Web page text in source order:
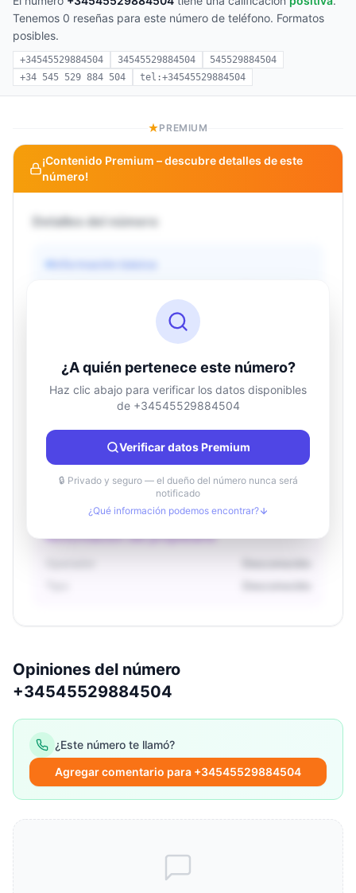
Tenemos 0 reseñas para este número de teléfono. Formatos
posibles.
+34545529884504 34545529884504
545529884504
+34 545 529 884 504
tel:+34545529884504
PREMIUM
¡Contenido Premium – descubre detalles de este
número!
Detalles del número
Información básica
Información de ubicación
País
Desconocido
Ciudad
Desconocido
Región
Desconocido
Información del propietario
¿A quién pertenece este número?
Haz clic abajo para verificar los datos disponibles
de +34545529884504
Verificar datos Premium
🔒 Privado y seguro — el dueño del número nunca será
notificado
¿Qué información podemos encontrar?
Opiniones del número
+34545529884504
¿Este número te llamó?
Agregar comentario para +34545529884504